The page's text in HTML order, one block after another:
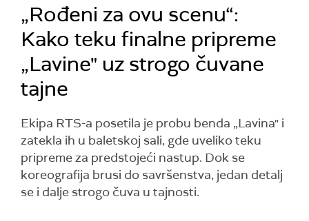
„Rođeni za ovu scenu“:
Kako teku finalne pripreme
„Lavine" uz strogo čuvane
tajne
Ekipa RTS-a posetila je probu benda „Lavina" i
zatekla ih u baletskoj sali, gde uveliko teku
pripreme za predstojeći nastup. Dok se
koreografija brusi do savršenstva, jedan detalj
se i dalje strogo čuva u tajnosti.